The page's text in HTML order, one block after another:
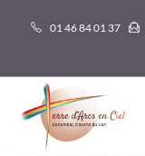
01 46 84 01 37